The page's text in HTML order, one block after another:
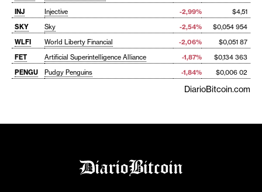
INJ
Injective -2,99%
$4,51
SKY
Sky -2,54%
$0,054 954
WLFI
World Liberty Financial -2,06%
$0,051 87
FET
Artificial Superintelligence Alliance -1,87%
$0,134 363
PENGU
Pudgy Penguins -1,84% $0,006 02
DiarioBitcoin.com